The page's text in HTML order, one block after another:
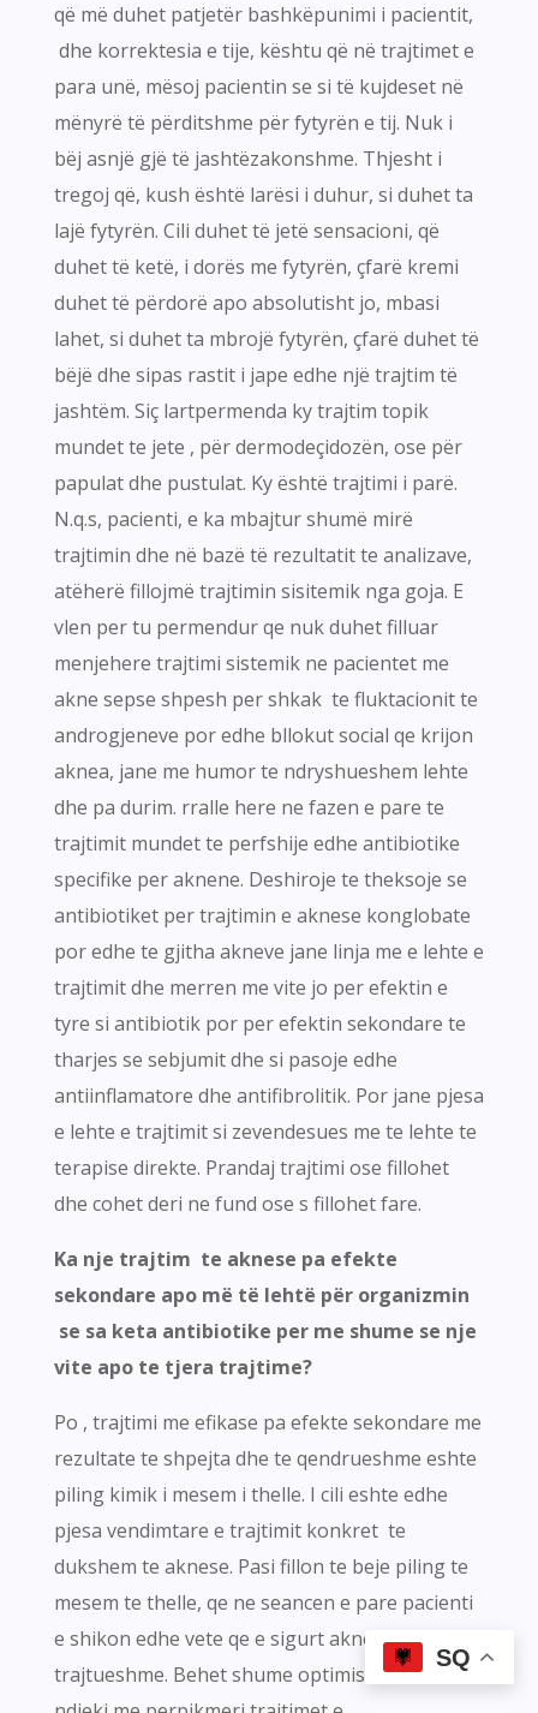
që më duhet patjetër bashkëpunimi i pacientit,
dhe korrektesia e tije, kështu që në trajtimet e
para unë, mësoj pacientin se si të kujdeset në
mënyrë të përditshme për fytyrën e tij. Nuk i
bëj asnjë gjë të jashtëzakonshme. Thjesht i
tregoj që, kush është larësi i duhur, si duhet ta
lajë fytyrën. Cili duhet të jetë sensacioni, që
duhet të ketë, i dorës me fytyrën, çfarë kremi
duhet të përdorë apo absolutisht jo, mbasi
lahet, si duhet ta mbrojë fytyrën, çfarë duhet të
bëjë dhe sipas rastit i jape edhe një trajtim të
jashtëm. Siç lartpermenda ky trajtim topik
mundet te jete , për dermodeçidozën, ose për
papulat dhe pustulat. Ky është trajtimi i parë.
N.q.s, pacienti, e ka mbajtur shumë mirë
trajtimin dhe në bazë të rezultatit te analizave,
atëherë fillojmë trajtimin sisitemik nga goja. E
vlen per tu permendur qe nuk duhet filluar
menjehere trajtimi sistemik ne pacientet me
akne sepse shpesh per shkak te fluktacionit te
androgjeneve por edhe bllokut social qe krijon
aknea, jane me humor te ndryshueshem lehte
dhe pa durim. rralle here ne fazen e pare te
trajtimit mundet te perfshije edhe antibiotike
specifike per aknene. Deshiroje te theksoje se
antibiotiket per trajtimin e aknese konglobate
por edhe te gjitha akneve jane linja me e lehte e
trajtimit dhe merren me vite jo per efektin e
tyre si antibiotik por per efektin sekondare te
tharjes se sebjumit dhe si pasoje edhe
antiinflamatore dhe antifibrolitik. Por jane pjesa
e lehte e trajtimit si zevendesues me te lehte te
terapise direkte. Prandaj trajtimi ose fillohet
dhe cohet deri ne fund ose s fillohet fare.
Ka nje trajtim te aknese pa efekte
sekondare apo më të lehtë për organizmin
se sa keta antibiotike per me shume se nje
vite apo te tjera trajtime?
Po , trajtimi me efikase pa efekte sekondare me
rezultate te shpejta dhe te qendrueshme eshte
piling kimik i mesem i thelle. I cili eshte edhe
pjesa vendimtare e trajtimit konkret te
dukshem te aknese. Pasi fillon te beje piling te
mesem te thelle, qe ne seancen e pare pacienti
e shikon edhe vete qe e sigurt akneja eshte e
trajtueshme. Behet shume optimist dhe fillon te
SQ